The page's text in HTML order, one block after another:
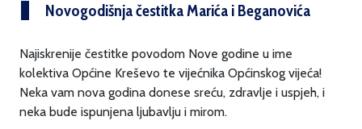
Novogodišnja čestitka Marića i Beganovića
Najiskrenije čestitke povodom Nove godine u ime
kolektiva Općine Kreševo te vijećnika Općinskog vijeća!
Neka vam nova godina donese sreću, zdravlje i uspjeh, i
neka bude ispunjena ljubavlju i mirom.